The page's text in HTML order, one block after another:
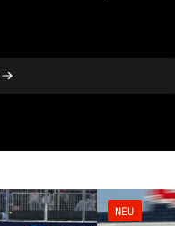
NEU